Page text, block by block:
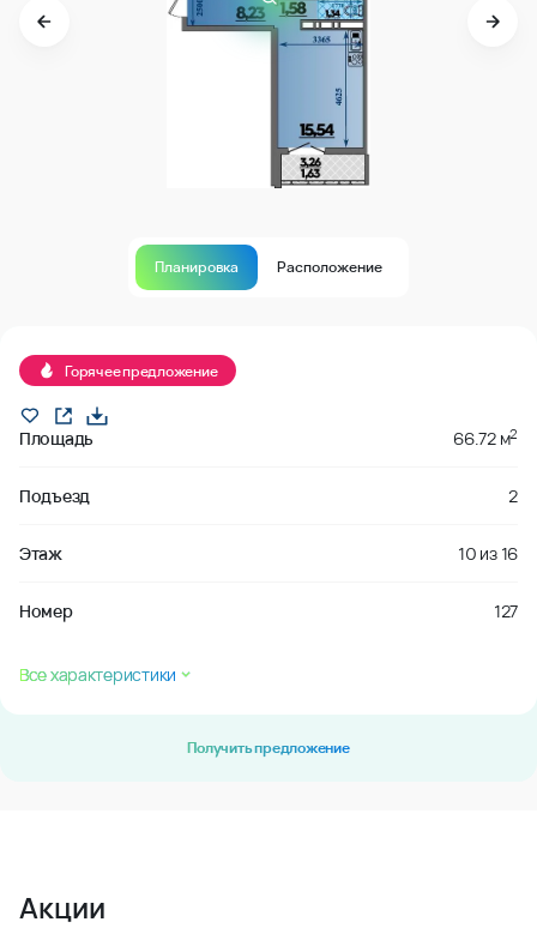
Планировка Расположение
Горячее предложение
Площадь 66.72 м2
Подъезд 2
Этаж 10 из16
Номер 127
Все характеристики
Получить предложение
Акции